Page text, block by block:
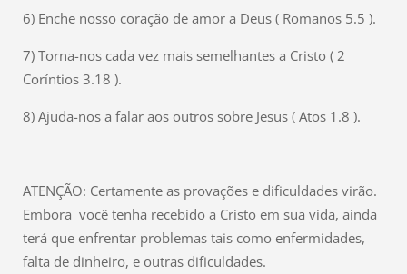
6) Enche nosso coração de amor a Deus ( Romanos 5.5 ).
7) Torna-nos cada vez mais semelhantes a Cristo ( 2
Coríntios 3.18 ).
8) Ajuda-nos a falar aos outros sobre Jesus ( Atos 1.8 ).
ATENÇÃO: Certamente as provações e dificuldades virão.
Embora você tenha recebido a Cristo em sua vida, ainda
terá que enfrentar problemas tais como enfermidades,
falta de dinheiro, e outras dificuldades.